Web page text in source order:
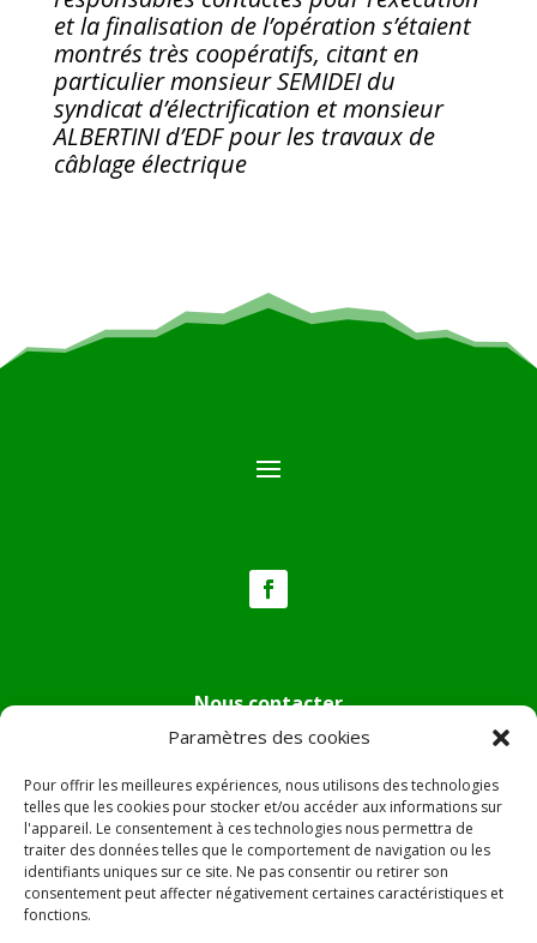
Paramètres des cookies
Pour offrir les meilleures expériences, nous utilisons des technologies
telles que les cookies pour stocker et/ou accéder aux informations sur
l'appareil. Le consentement à ces technologies nous permettra de
traiter des données telles que le comportement de navigation ou les
identifiants uniques sur ce site. Ne pas consentir ou retirer son
consentement peut affecter négativement certaines caractéristiques et
fonctions.
et la finalisation de l’opération s’étaient
montrés très coopératifs, citant en
particulier monsieur SEMIDEI du
syndicat d’électrification et monsieur
ALBERTINI d’EDF pour les travaux de
câblage électrique
Nous contacter
Tél :04.95.36.24.02
Mail:
mairie.pietradiverde@wanadoo.fr
Adresse :Hôtel de ville de Pietra di Verde
Le village
20230 Pietra di Verde